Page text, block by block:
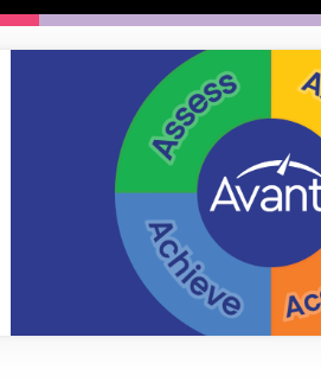
ClassLink
Clever
Ellevation
ClassLink 온보딩
고등 교육
직장들
지원팀에 문의하세